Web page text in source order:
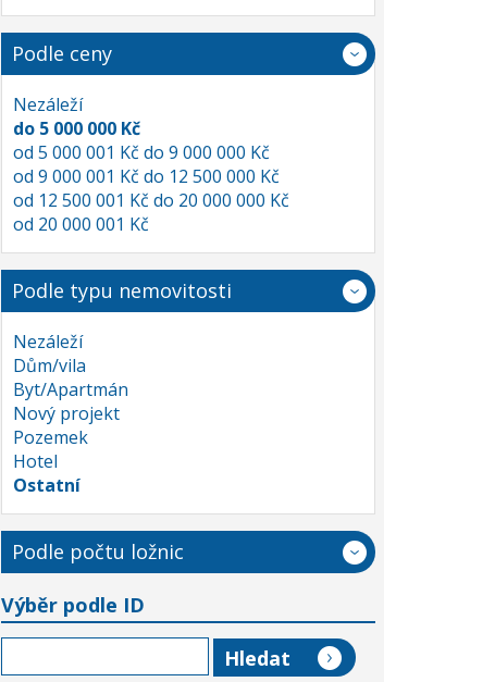
Podle ceny
Nezáleží
do 5 000 000 Kč
od 5 000 001 Kč do 9 000 000 Kč
od 9 000 001 Kč do 12 500 000 Kč
od 12 500 001 Kč do 20 000 000 Kč
od 20 000 001 Kč
Podle typu nemovitosti
Nezáleží
Dům/vila
Byt/Apartmán
Nový projekt
Pozemek
Hotel
Ostatní
Podle počtu ložnic
Výběr podle ID